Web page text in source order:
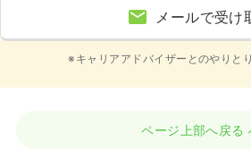
メールで受け
※キャリアアドバイザーとのやりと
ページ上部へ戻る